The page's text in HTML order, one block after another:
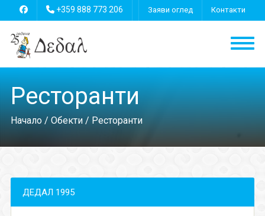
+359 888 773 206 Заяви оглед Контакти
Ресторанти
Начало/ Обекти/ Ресторанти
ДЕДАЛ 1995